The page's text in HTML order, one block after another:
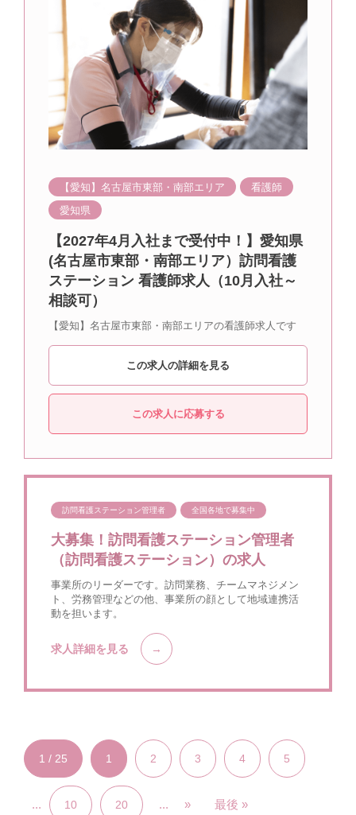
【愛知】名古屋市東部・南部エリア
看護師
愛知県
【2027年4月入社まで受付中！】愛知県
(名古屋市東部・南部エリア）訪問看護
ステーション 看護師求人（10月入社～
相談可）
【愛知】名古屋市東部・南部エリアの看護師求人です
この求人の詳細を見る
この求人に応募する
訪問看護ステーション管理者 全国各地で募集中
大募集！訪問看護ステーション管理者
（訪問看護ステーション）の求人
事業所のリーダーです。訪問業務、チームマネジメン
ト、労務管理などの他、事業所の顔として地域連携活
動を担います。
求人詳細を見る
1 / 25 1 2 3 4 5
... 10 20 ... » 最後 »